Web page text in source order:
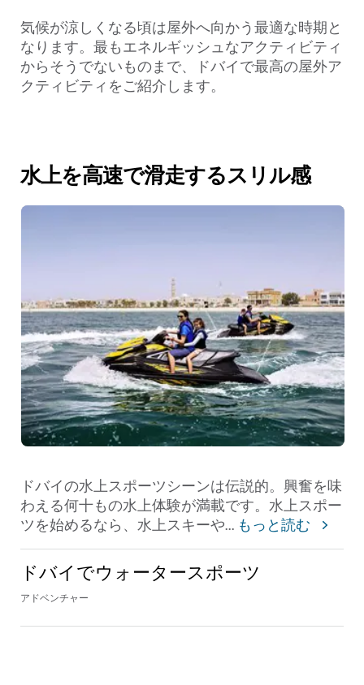
気候が涼しくなる頃は屋外へ向かう最適な時期と
なります。最もエネルギッシュなアクティビティ
からそうでないものまで、ドバイで最高の屋外ア
クティビティをご紹介します。
水上を高速で滑走するスリル感
ドバイの水上スポーツシーンは伝説的。興奮を味
わえる何十もの水上体験が満載です。水上スポー
ツを始めるなら、水上スキーや... もっと読む
ドバイでウォータースポーツ
アドベンチャー